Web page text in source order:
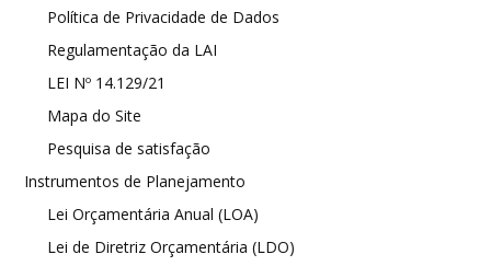
Política de Privacidade de Dados
Regulamentação da LAI
LEI Nº 14.129/21
Mapa do Site
Pesquisa de satisfação
Instrumentos de Planejamento
Lei Orçamentária Anual (LOA)
Lei de Diretriz Orçamentária (LDO)